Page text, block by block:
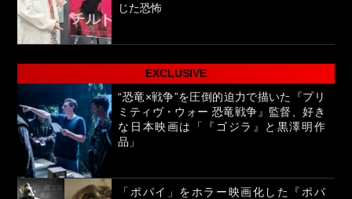
じた恐怖
EXCLUSIVE
“恐竜×戦争”を圧倒的迫力で描いた『プリ
ミティヴ・ウォー 恐竜戦争』監督、好き
な日本映画は「『ゴジラ』と黒澤明作
品」
「ポパイ」をホラー映画化した『ポパ